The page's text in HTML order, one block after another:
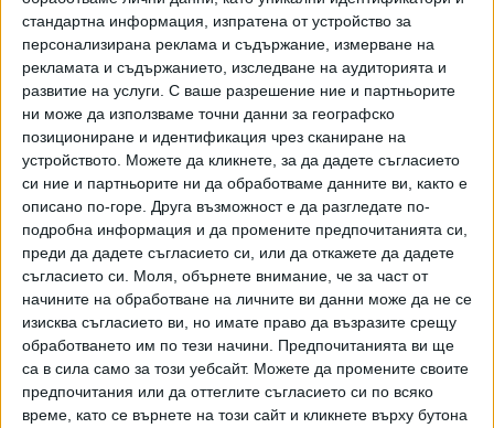
стандартна информация, изпратена от устройство за
персонализирана реклама и съдържание, измерване на
рекламата и съдържанието, изследване на аудиторията и
развитие на услуги. С ваше разрешение ние и партньорите
ни може да използваме точни данни за географско
позициониране и идентификация чрез сканиране на
устройството. Можете да кликнете, за да дадете съгласието
си ние и партньорите ни да обработваме данните ви, както е
описано по-горе. Друга възможност е да разгледате по-
подробна информация и да промените предпочитанията си,
преди да дадете съгласието си, или да откажете да дадете
съгласието си. Моля, обърнете внимание, че за част от
начините на обработване на личните ви данни може да не се
изисква съгласието ви, но имате право да възразите срещу
обработването им по тези начини. Предпочитанията ви ще
са в сила само за този уебсайт. Можете да промените своите
предпочитания или да оттеглите съгласието си по всяко
време, като се върнете на този сайт и кликнете върху бутона
изплатени компенсации - еднократно по 1000 лева;
държавата и общините да не събират наеми от фирмите
наематели за месеците на извънредното положение.
От АИКБ припомнят, че Законът за извънредното
положение изобщо не мина през обсъждане
в тристранния съвет, защото се налагаше спешно да
бъдат задействани ключови мерки. Но сега настоява за
дискусия по допълнителни мерки, които могат да
смекчат икономическата криза.
Работодателската организация предлага предприятията
да получат експресна помощ - в пари или в натура, за
дезинфекция на работните помещения, за осигуряване на
лични предпазни средства и дезинфектанти - според
броя на заетите по трудов договор.